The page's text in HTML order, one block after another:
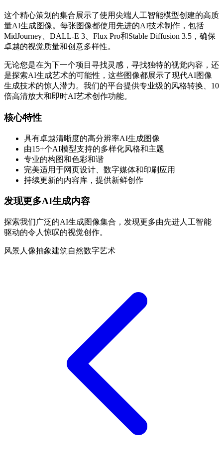
这个精心策划的集合展示了使用尖端人工智能模型创建的高质
量AI生成图像。每张图像都使用先进的AI技术制作，包括
MidJourney、DALL-E 3、Flux Pro和Stable Diffusion 3.5，确保
卓越的视觉质量和创意多样性。
无论您是在为下一个项目寻找灵感，寻找独特的视觉内容，还
是探索AI生成艺术的可能性，这些图像都展示了现代AI图像
生成技术的惊人潜力。我们的平台提供专业级的风格转换、10
倍高清放大和即时AI艺术创作功能。
核心特性
具有卓越清晰度的高分辨率AI生成图像
由15+个AI模型支持的多样化风格和主题
专业的构图和色彩和谐
完美适用于网页设计、数字媒体和印刷应用
持续更新的内容库，提供新鲜创作
发现更多AI生成内容
探索我们广泛的AI生成图像集合，发现更多由先进人工智能
驱动的令人惊叹的视觉创作。
风景人像抽象建筑自然数字艺术